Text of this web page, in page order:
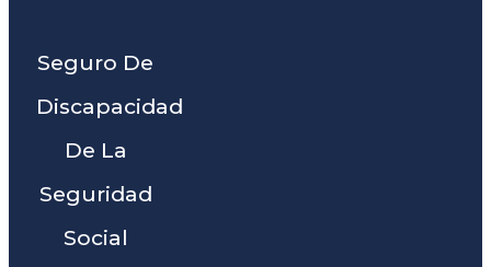
Seguro De
Discapacidad
De La
Seguridad
Social